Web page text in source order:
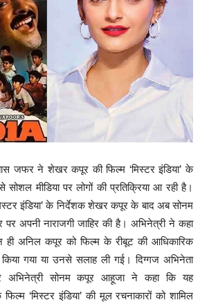
जफर ने शेखर कपूर की फिल्म ‘मिस्टर इंडिया’ के
सोशल मीडिया पर लोगों की प्रतिक्रिया आ रही है।
इंडिया’ के निर्देशक शेखर कपूर के बाद अब सोनम
अपनी नाराजगी जाहिर की है। अभिनेत्री ने कहा
अनिल कपूर को फिल्म के रीबूट की आधिकारिक
गया या उनसे सलाह ली गई। दिग्गज अभिनेता
सोनम कपूर आहूजा ने कहा कि यह
‘मिस्टर इंडिया’ की मूल रचनाकारों को शामिल